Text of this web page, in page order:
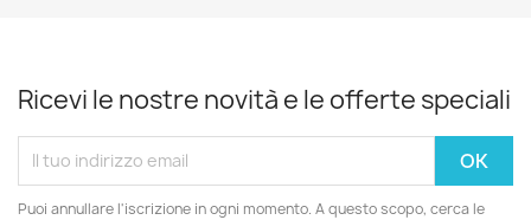
Ricevi le nostre novità e le offerte speciali
Puoi annullare l'iscrizione in ogni momento. A questo scopo, cerca le